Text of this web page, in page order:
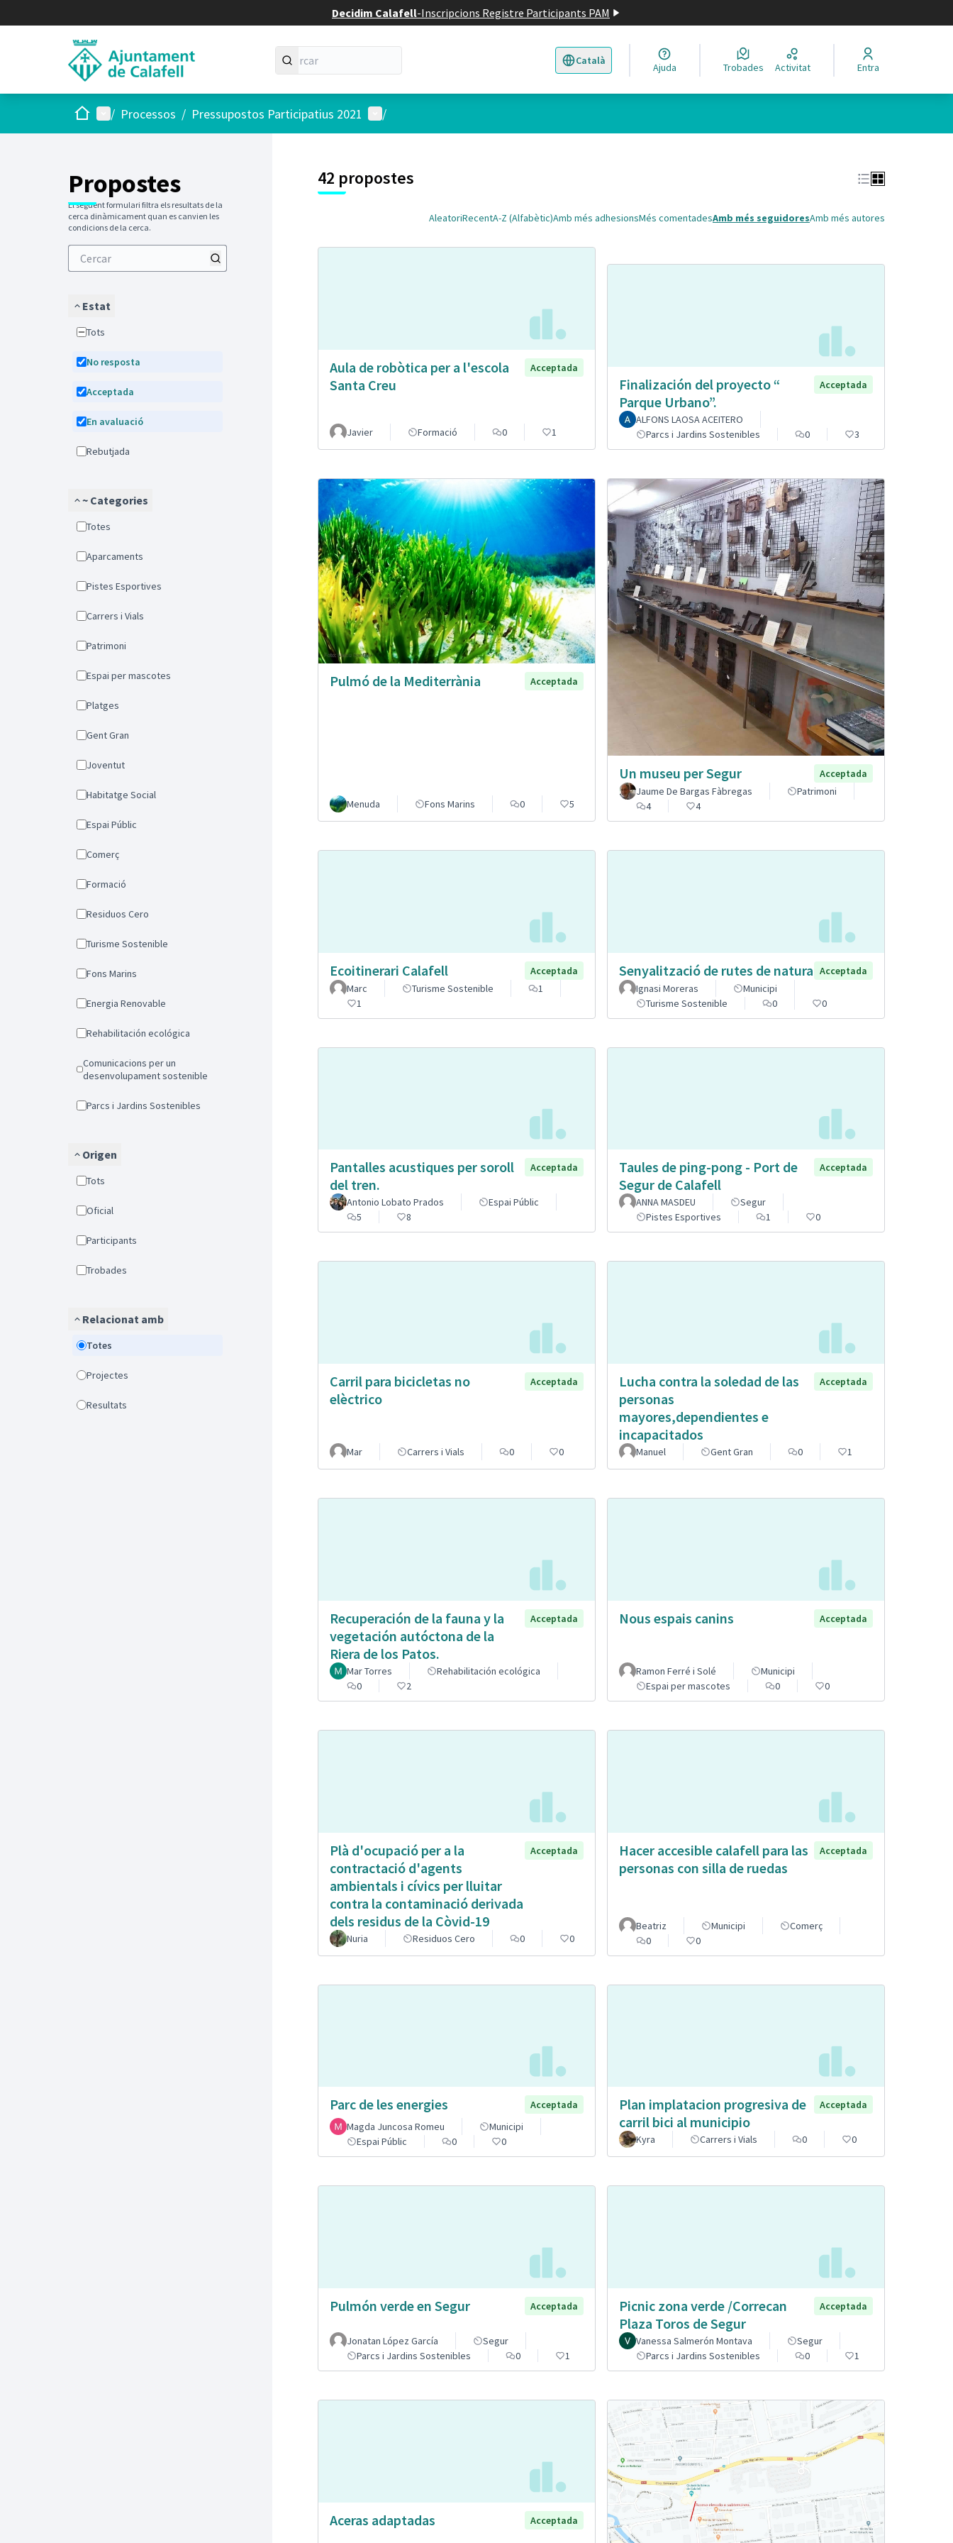
Decidim Calafell-Inscripcions Registre Participants PAM
Català
Triar la llengua Elegir el idioma
Ajuda Trobades Activitat Entra
Inici Menú principal
/ Processos / Pressupostos Participatius 2021 Menú d'usuari
/
Propostes
El següent formulari filtra els resultats de la
cerca dinàmicament quan es canvien les
condicions de la cerca.
Estat
Tots
No resposta
Acceptada
En avaluació
Rebutjada
~ Categories
Totes
Aparcaments
Pistes Esportives
Carrers i Vials
Patrimoni
Espai per mascotes
Platges
Gent Gran
Joventut
Habitatge Social
Espai Públic
Comerç
Formació
Residuos Cero
Turisme Sostenible
Fons Marins
Energia Renovable
Rehabilitación ecológica
Comunicacions per un
desenvolupament sostenible
Parcs i Jardins Sostenibles
Origen
Tots
Oficial
Participants
Trobades
Relacionat amb
Totes
Projectes
Resultats
42 propostes
AleatoriRecentA-Z (Alfabètic)Amb més adhesionsMés comentadesAmb més seguidoresAmb més autores
Aula de robòtica per a l'escola
Santa Creu
Acceptada
Javier Formació 0 1
Finalización del proyecto “
Parque Urbano”.
Acceptada
ALFONS LAOSA ACEITERO
Parcs i Jardins Sostenibles
0 3
Pulmó de la Mediterrània Acceptada
Menuda Fons Marins 0 5
Un museu per Segur
Acceptada
Jaume De Bargas Fàbregas
Patrimoni
4
4
Ecoitinerari Calafell
Acceptada
Marc
Turisme Sostenible
1
1
Senyalització de rutes de natura Acceptada
Ignasi Moreras
Municipi
Turisme Sostenible
0 0
Pantalles acustiques per soroll
del tren.
Acceptada
Antonio Lobato Prados
Espai Públic
5
8
Taules de ping-pong - Port de
Segur de Calafell
Acceptada
ANNA MASDEU
Segur
Pistes Esportives
1 0
Carril para bicicletas no
elèctrico
Acceptada
Mar Carrers i Vials 0 0
Lucha contra la soledad de las
personas
mayores,dependientes e
incapacitados
Acceptada
Manuel Gent Gran 0 1
Recuperación de la fauna y la
vegetación autóctona de la
Riera de los Patos.
Acceptada
Mar Torres
Rehabilitación ecológica
0
2
Nous espais canins Acceptada
Ramon Ferré i Solé
Municipi
Espai per mascotes
0 0
Plà d'ocupació per a la
contractació d'agents
ambientals i cívics per lluitar
contra la contaminació derivada
dels residus de la Còvid-19
Acceptada
Nuria Residuos Cero 0 0
Hacer accesible calafell para las
personas con silla de ruedas
Acceptada
Beatriz Municipi
Comerç
0
0
Parc de les energies
Acceptada
Magda Juncosa Romeu
Municipi
Espai Públic
0 0
Plan implatacion progresiva de
carril bici al municipio
Acceptada
Kyra Carrers i Vials 0 0
Pulmón verde en Segur Acceptada
Jonatan López García
Segur
Parcs i Jardins Sostenibles
0 1
Picnic zona verde /Correcan
Plaza Toros de Segur
Acceptada
Vanessa Salmerón Montava
Segur
Parcs i Jardins Sostenibles
0 1
Aceras adaptadas Acceptada